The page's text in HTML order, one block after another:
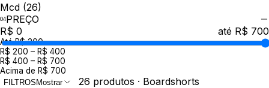
Mcd (26)
PREÇO
R$ 0
até R$ 700
Até R$ 200
R$ 200 – R$ 400
R$ 400 – R$ 700
Acima de R$ 700
FILTROS Mostrar 26 produtos · Boardshorts